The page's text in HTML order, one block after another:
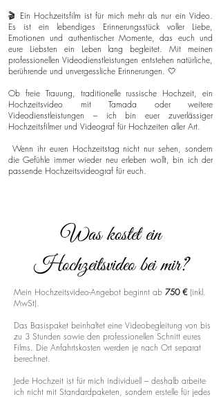
🎬 Ein Hochzeitsfilm ist für mich mehr als nur ein Video.
Es ist ein lebendiges Erinnerungsstück voller Liebe,
Emotionen und authentischer Momente, das euch und
eure Liebsten ein Leben lang begleitet. Mit meinen
professionellen Videodienstleistungen entstehen natürliche,
berührende und unvergessliche Erinnerungen. 🤍
Ob freie Trauung, traditionelle russische Hochzeit, ein
Hochzeitsvideo mit Tamada oder weitere
Videodienstleistungen – ich bin euer zuverlässiger
Hochzeitsfilmer und Videograf für Hochzeiten aller Art.
Wenn ihr euren Hochzeitstag nicht nur sehen, sondern
die Gefühle immer wieder neu erleben wollt, bin ich der
passende Hochzeitsvideograf für euch.
Was kostet ein
Hochzeitsvideo bei mir?
Mein Hochzeitsvideo-Angebot beginnt ab 750 € (inkl.
MwSt).
Das Basispaket beinhaltet eine Videobegleitung von bis
zu 3 Stunden sowie den professionellen Schnitt eures
Films. Die Anfahrtskosten werden je nach Ort separat
berechnet.
Jede Hochzeit ist für mich individuell – deshalb arbeite
ich nicht mit Standardpaketen, sondern erstelle für jedes